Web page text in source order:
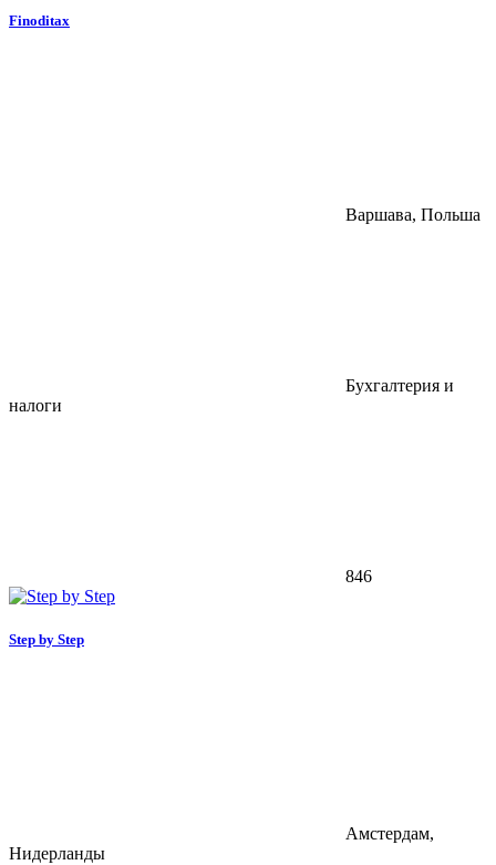
Finoditax
Варшава, Польша
Бухгалтерия и
налоги
846
Step by Step
Амстердам,
Нидерланды